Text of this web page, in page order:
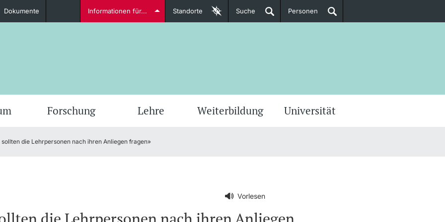
Dozierende
Dokumente Informationen für... Standorte Suche Personen
Forschung Lehre Weiterbildung Universität
die Lehrpersonen nach ihren Anliegen fragen»
Vorlesen